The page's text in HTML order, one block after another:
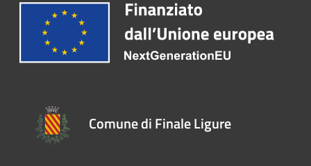
Comune di Finale Ligure